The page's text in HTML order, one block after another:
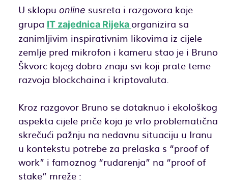
U sklopu online susreta i razgovora koje
grupa IT zajednica Rijeka organizira sa
zanimljivim inspirativnim likovima iz cijele
zemlje pred mikrofon i kameru stao je i Bruno
Škvorc kojeg dobro znaju svi koji prate teme
razvoja blockchaina i kriptovaluta.
Kroz razgovor Bruno se dotaknuo i ekološkog
aspekta cijele priče koja je vrlo problematična
skrečući pažnju na nedavnu situaciju u Iranu
u kontekstu potrebe za prelaska s “proof of
work” i famoznog “rudarenja” na “proof of
stake” mreže :